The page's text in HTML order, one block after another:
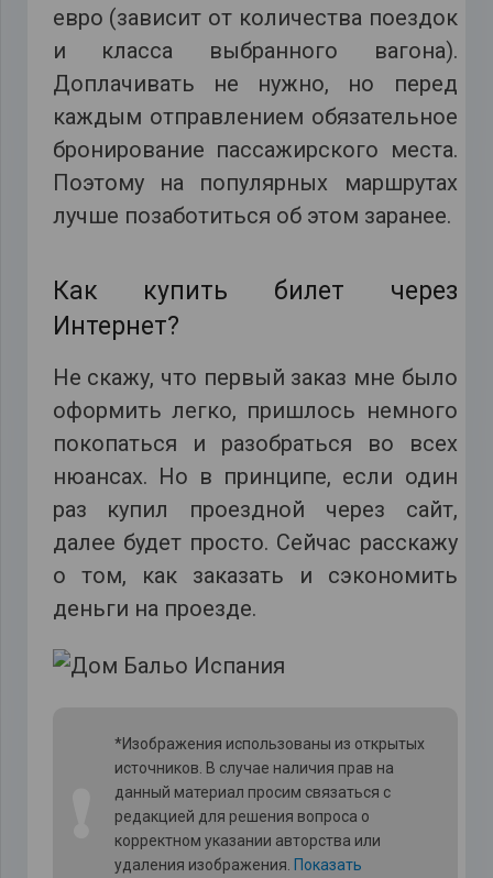
евро (зависит от количества поездок
и класса выбранного вагона).
Доплачивать не нужно, но перед
каждым отправлением обязательное
бронирование пассажирского места.
Поэтому на популярных маршрутах
лучше позаботиться об этом заранее.
Как купить билет через
Интернет?
Не скажу, что первый заказ мне было
оформить легко, пришлось немного
покопаться и разобраться во всех
нюансах. Но в принципе, если один
раз купил проездной через сайт,
далее будет просто. Сейчас расскажу
о том, как заказать и сэкономить
деньги на проезде.
*Изображения использованы из открытых
источников. В случае наличия прав на
данный материал просим связаться с
редакцией для решения вопроса о
корректном указании авторства или
удаления изображения. Показать